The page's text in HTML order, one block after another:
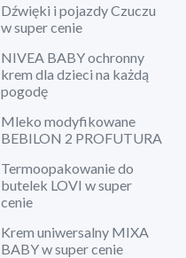
Dźwięki i pojazdy Czuczu
w super cenie
NIVEA BABY ochronny
krem dla dzieci na każdą
pogodę
Mleko modyfikowane
BEBILON 2 PROFUTURA
Termoopakowanie do
butelek LOVI w super
cenie
Krem uniwersalny MIXA
BABY w super cenie